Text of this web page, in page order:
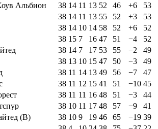
Альбион 38 14 11 13 52 46 +6
53
38 14 11 13 55 52 +3
53
38 14 10 14 58 52 +6
52
38 15 7 16 47 51 −4
52
38 14 7 17 53 55 −2
49
38 13 10 15 47 50 −3
49
38 11 14 13 49 56 −7
47
38 11 12 15 41 51 −10 45
38 11 11 16 48 51 −3
44
38 10 11 17 48 57 −9
41
(В) 38 10 9 19 46 65 −19 39